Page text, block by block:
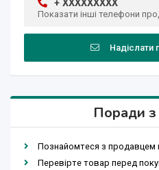
+ XXXXXXXXX
Показати інші телефони
Надіслати
Поради з
Познайомтеся з продавцем
Перевірте товар перед